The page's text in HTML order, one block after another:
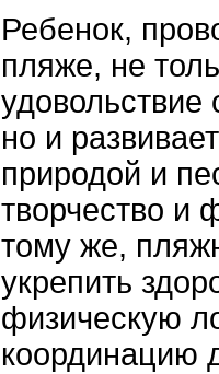
Ребенок,
пляже, не
удовольствие
но и
природой и
творчество и
тому же,
укрепить
физическую
координацию